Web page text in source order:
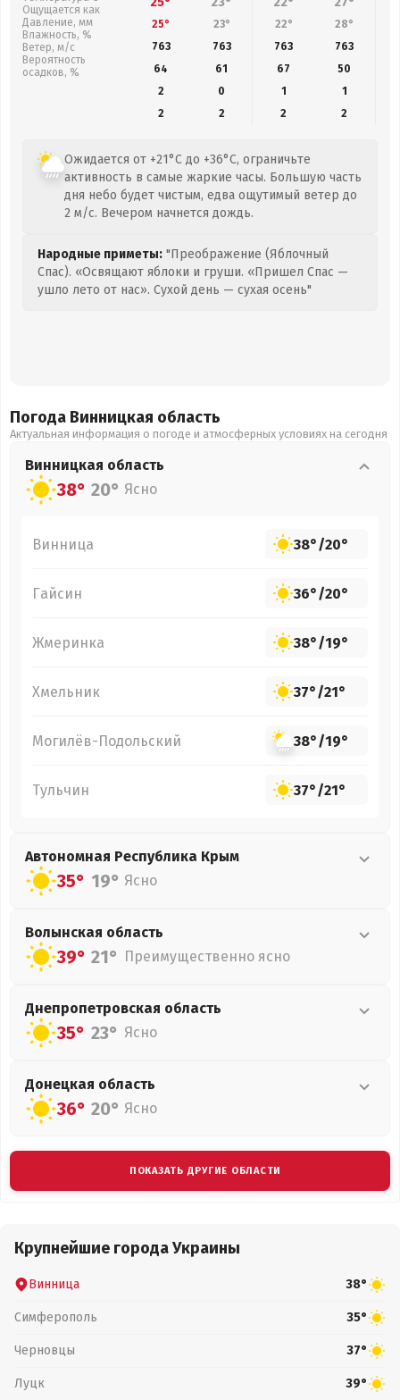
Ощущается как
Давление, мм
Влажность, %
Ветер, м/с
Вероятность
осадков, %
25° 23° 22° 28°
763
763 763 763
64
61 67
50
2
0 1
1
2
2 2 2
Ожидается от +21°C до +36°C, ограничьте
активность в самые жаркие часы. Большую часть
дня небо будет чистым, едва ощутимый ветер до
2 м/с. Вечером начнется дождь.
Народные приметы: "Преображение (Яблочный
Спас). «Освящают яблоки и груши. «Пришел Спас —
ушло лето от нас». Сухой день — сухая осень"
Погода Винницкая область
Актуальная информация о погоде и атмосферных условиях на сегодня
Винницкая область
38° 20° Ясно
Винница 38°/20°
Гайсин 36°/20°
Жмеринка 38°/19°
Хмельник 37°/21°
Могилёв-Подольский 38°/19°
Тульчин 37°/21°
Автономная Республика Крым
35° 19° Ясно
Волынская область
39° 21° Преимущественно ясно
Днепропетровская область
35° 23° Ясно
Донецкая область
36° 20° Ясно
ПОКАЗАТЬ ДРУГИЕ ОБЛАСТИ
Крупнейшие города Украины
Винница 38°
Симферополь 35°
Черновцы 37°
Луцк 39°